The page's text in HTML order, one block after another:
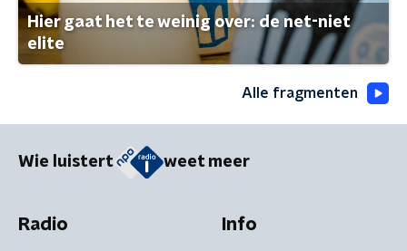
Hier gaat het te weinig over: de net-niet
elite
Alle fragmenten
Wie luistert weet meer
Radio Info